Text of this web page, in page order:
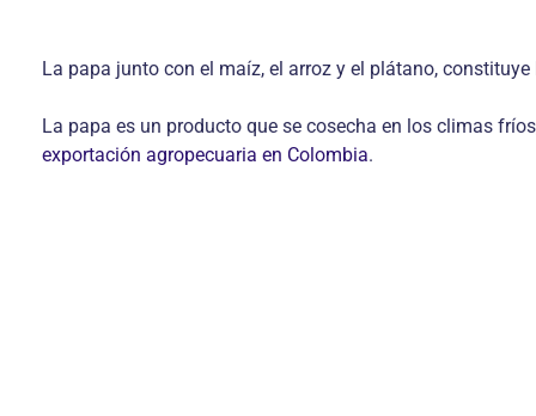
La papa junto con el maíz, el arroz y el plátano,
La papa es un producto que se cosecha en los climas
exportación agropecuaria en Colombia.